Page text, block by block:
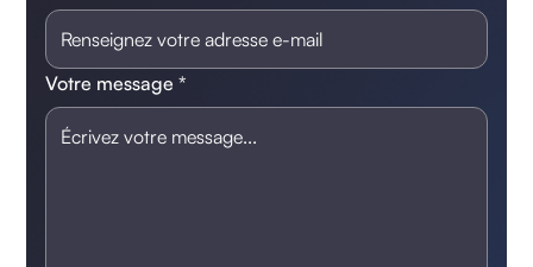
Votre message *